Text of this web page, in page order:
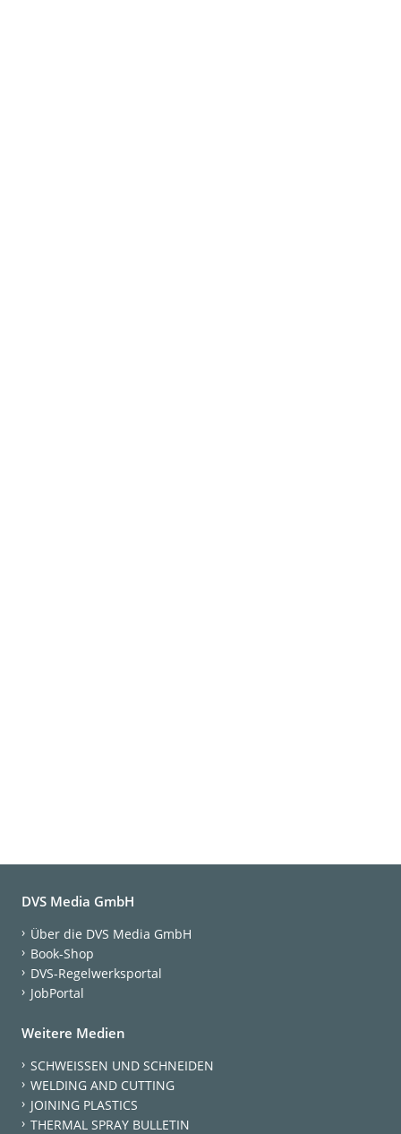
DVS Media GmbH
Über die DVS Media GmbH
Book-Shop
DVS-Regelwerksportal
JobPortal
Weitere Medien
SCHWEISSEN UND SCHNEIDEN
WELDING AND CUTTING
JOINING PLASTICS
THERMAL SPRAY BULLETIN